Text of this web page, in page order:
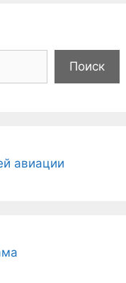
Поиск